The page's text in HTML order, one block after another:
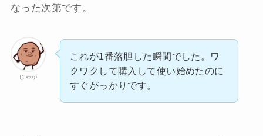
なった次第です。
じゃが
これが1番落胆した瞬間でした。ワ
クワクして購入して使い始めたのに
すぐがっかりです。